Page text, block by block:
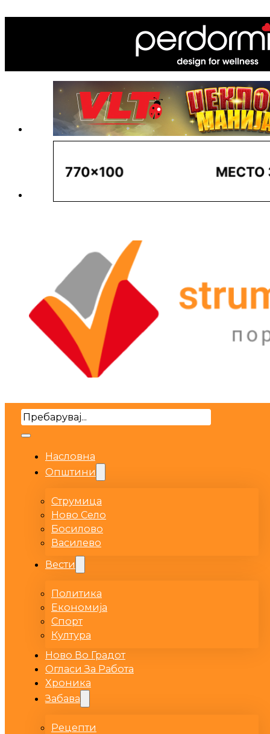
Search
Насловна
Општини
Струмица
Ново Село
Босилово
Василево
Вести
Политика
Економија
Спорт
Култура
Ново Во Градот
Огласи За Работа
Хроника
Забава
Рецепти